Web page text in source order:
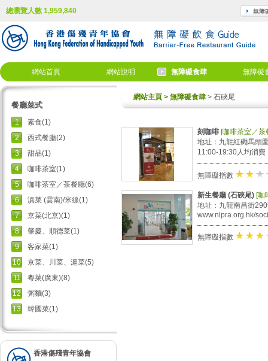
總瀏覽人數 1,959,840
網站首頁 網站說明 無障礙食肆 無障礙
餐廳菜式
1
素食(1)
2
西式餐廳(2)
3
甜品(1)
4
咖啡茶室(1)
5
咖啡茶室／茶餐廳(6)
6
滇菜 (雲南)/米線(1)
7
京菜(北京)(1)
8
肇慶、順德菜(1)
9
客家菜(1)
10
京菜、川菜、滬菜(5)
11
粵菜(廣東)(8)
12
粥麵(3)
13
韓國菜(1)
香港傷殘青年協會
網站主頁 > 無障礙食肆 > 石硤尾
刻咖啡 [咖啡茶室／茶
地址：九龍紅磡馬頭
11:00-19:30人均消費
無障礙指數 ★ ★
新生餐廳 (石硤尾) [咖
地址：九龍南昌街
www.nlpra.org.hk/
無障礙指數 ★ ★